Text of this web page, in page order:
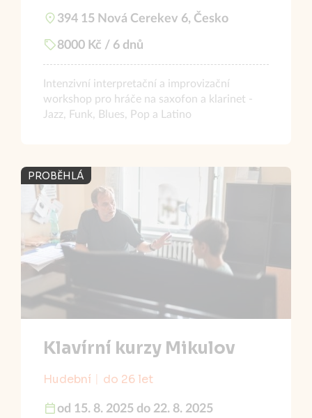
394 15 Nová Cerekev 6, Česko
8000 Kč / 6 dnů
Intenzivní interpretační a improvizační
workshop pro hráče na saxofon a klarinet -
Jazz, Funk, Blues, Pop a Latino
PROBĚHLÁ
Klavírní kurzy Mikulov
Hudební do 26 let
od 15. 8. 2025 do 22. 8. 2025